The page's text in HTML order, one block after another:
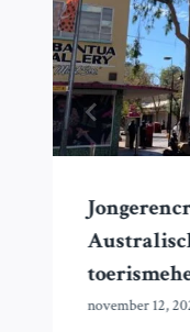
november 12,